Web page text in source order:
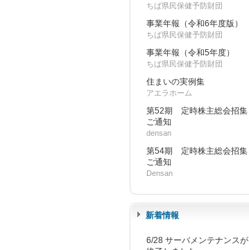
ちば県民保健予防財団
事業年報（令和6年度版）
ちば県民保健予防財団
事業年報（令和5年度）
ちば県民保健予防財団
住まいの実例集
アエラホーム
第52期 定時株主総会招集
ご通知
densan
第54期 定時株主総会招集
ご通知
Densan
新着情報
6/28 サーバメンテナンスが